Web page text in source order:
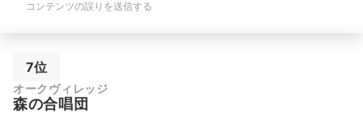
コンテンツの誤りを送信する
7位
オークヴィレッジ
森の合唱団